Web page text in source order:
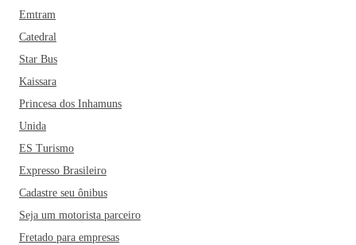
Emtram
Catedral
Star Bus
Kaissara
Princesa dos Inhamuns
Unida
ES Turismo
Expresso Brasileiro
Cadastre seu ônibus
Seja um motorista parceiro
Fretado para empresas